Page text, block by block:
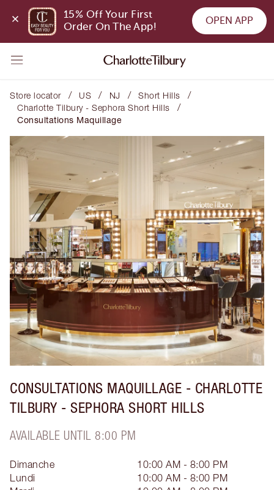
15% Off Your First
Order On The App!
OPEN APP
Store locator / US / NJ / Short Hills /
Charlotte Tilbury - Sephora Short Hills /
Consultations Maquillage
CONSULTATIONS MAQUILLAGE - CHARLOTTE
TILBURY - SEPHORA SHORT HILLS
AVAILABLE UNTIL 8:00 PM
Dimanche
10:00 AM - 8:00 PM
Lundi
10:00 AM - 8:00 PM